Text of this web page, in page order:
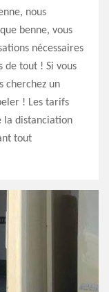
nous
benne, vous
nécessaires
de tout ! Si vous
cherchez un
! Les tarifs
la distanciation
tout